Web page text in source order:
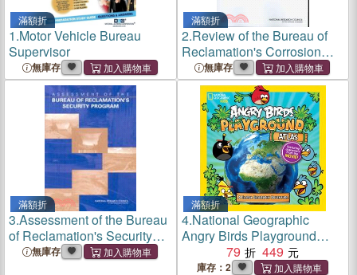
滿額折
1.Motor Vehicle Bureau
Supervisor
無庫存
滿額折
2.Review of the Bureau of
Reclamation's Corrosion
Prevention Standards for
Ductile Iron Pipe
無庫存
滿額折
3.Assessment of the Bureau
of Reclamation's Security
Program
無庫存
滿額折
4.National Geographic
Angry Birds Playground
79 449
庫存：2